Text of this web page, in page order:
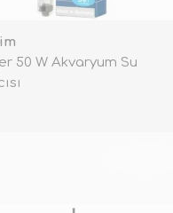
50 W Akvaryum Su